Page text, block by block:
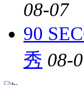
08-07
90
秀 08-